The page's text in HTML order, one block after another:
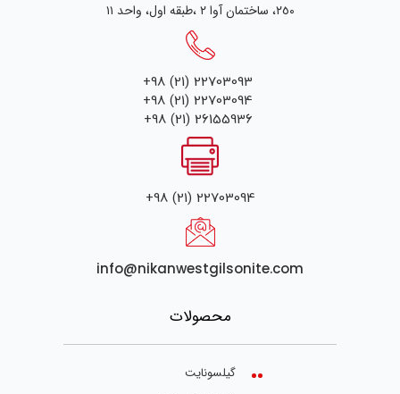
٢٥٠، ساختمان آوا ۲ ،طبقه اول، واحد ۱۱
+98 (21) 22703093
+98 (21) 22703094
+98 (21) 26155936
+98 (21) 22703094
info@nikanwestgilsonite.com
محصولات
گیلسونایت